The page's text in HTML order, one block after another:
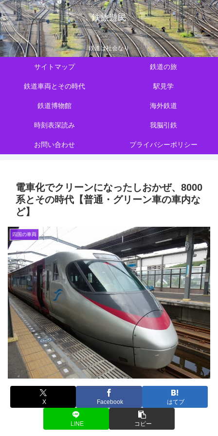
鉄旅遊民
鉄道は社会なり
サイトマップ 鉄道の旅
鉄道車両とその時代 駅見学
鉄道博物館 海外鉄道
時刻表深読み 我脳引鉄
お問い合わせ プライバシーポリシー
電車化でクリーンになったしおかぜ、8000
系とその時代【普通・グリーン車の車内な
ど】
四国の車両
X Facebook はてブ
LINE コピー